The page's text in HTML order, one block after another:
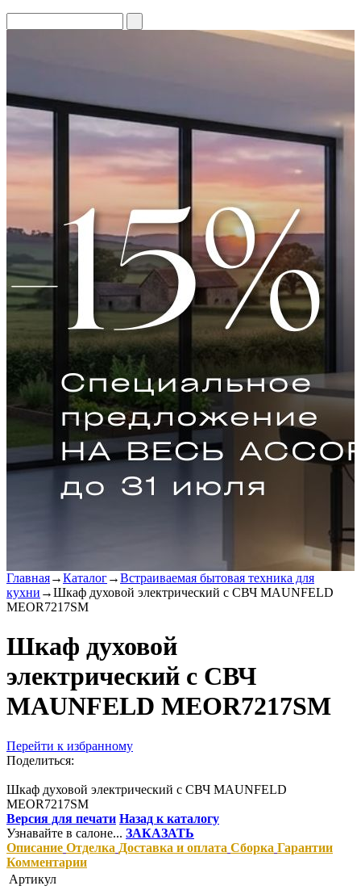
Главная→Каталог→Встраиваемая бытовая техника для
кухни →Шкаф духовой электрический с СВЧ MAUNFELD
MEOR7217SM
Шкаф духовой
электрический с СВЧ
MAUNFELD MEOR7217SM
Перейти к избранному
Поделиться:
Шкаф духовой электрический с СВЧ MAUNFELD
MEOR7217SM
Версия для печати Назад к каталогу
Узнавайте в салоне... ЗАКАЗАТЬ
Описание Отделка Доставка и оплата Сборка Гарантии
Комментарии
Артикул